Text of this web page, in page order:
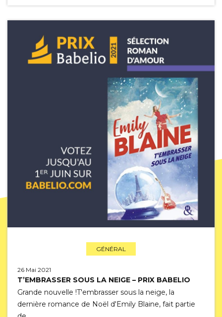
GÉNÉRAL
26 Mai 2021
T’EMBRASSER SOUS LA NEIGE – PRIX BABELIO
Grande nouvelle !T'embrasser sous la neige, la
dernière romance de Noël d'Emily Blaine, fait partie